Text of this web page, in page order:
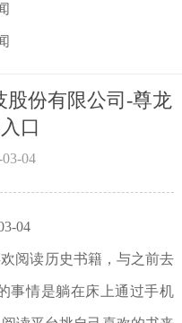
股份有限公司-尊龙
口
04
04
阅读历史书籍，与之前去
事情是躺在床上通过手机